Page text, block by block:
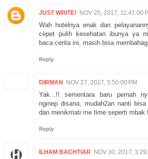
JUST WRITE! NOV 25, 2017, 11:41:00
Wah hotelnya enak dan
cepet pulih kesehatan ibunya ya
baca cerita ini, masih bisa
Reply
DIRMAN NOV 27, 2017, 5:50:00 PM
Yak...!! sementara baru pernah
nginep disana, mudah2an nanti
dan menikmati me time seperti mbak
Reply
ILHAM BACHTIAR NOV 30, 2017,